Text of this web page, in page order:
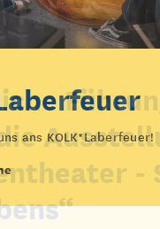
ans KOLK*Laberfeuer!
-